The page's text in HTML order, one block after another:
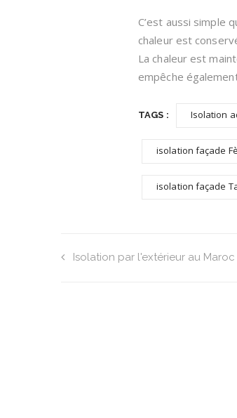
C’est aussi simple
chaleur est
La chaleur est
empêche
TAGS : Isolation
isolation façade
isolation façade
Isolation par l'extérieur au Maroc